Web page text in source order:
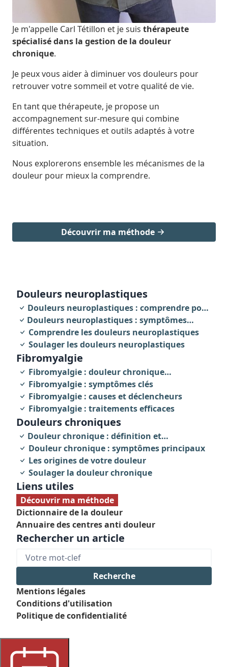
Je m'appelle Carl Tétillon et je suis thérapeute
spécialisé dans la gestion de la douleur
chronique.
Je peux vous aider à diminuer vos douleurs pour
retrouver votre sommeil et votre qualité de vie.
En tant que thérapeute, je propose un
accompagnement sur-mesure qui combine
différentes techniques et outils adaptés à votre
situation.
Nous explorerons ensemble les mécanismes de la
douleur pour mieux la comprendre.
Découvrir ma méthode
Douleurs chroniques
Douleur chronique : définition et
caractéristiques
Douleur chronique : symptômes principaux
Les origines de votre douleur
Soulager la douleur chronique
fibromyalgie
Fibromyalgie : douleur chronique
invalidante
Fibromyalgie : symptômes clés
Fibromyalgie : causes et déclencheurs
Fibromyalgie : traitements efficaces
douleurs neuroplastiques
Douleurs neuroplastiques : comprendre pour
agir
Douleurs neuroplastiques : symptômes
révélateurs
Comprendre les douleurs neuroplastiques
Soulager les douleurs neuroplastiques
Rechercher un article
Liens utiles
Découvrir ma méthode
Dictionnaire de la douleur
Annuaire des centres anti douleur
Mentions légales
Conditions d'utilisation
Politique de confidentialité